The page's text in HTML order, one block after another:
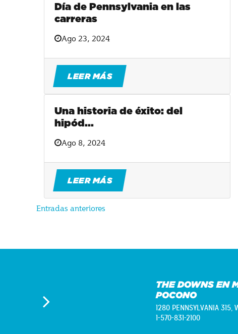
Día de Pennsylvania en las
carreras
Ago 23, 2024
LEER MÁS
Una historia de éxito: del
hipód...
Ago 8, 2024
LEER MÁS
Navegación
de
entradas
Entradas anteriores
THE DOWNS EN
POCONO
1280 PENNSYLVANIA 315,
1-570-831-2100